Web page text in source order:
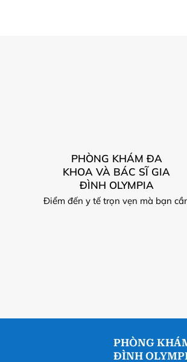
PHÒNG KHÁM ĐA
KHOA VÀ BÁC SĨ GIA
ĐÌNH OLYMPIA
Điểm đến y tế trọn vẹn mà bạn
PHÒNG
ĐÌNH